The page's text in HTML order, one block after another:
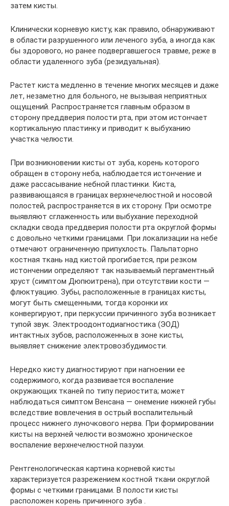
затем кисты.
Клинически корневую кисту, как правило, обнаруживают
в области разрушенного или леченого зуба, а иногда как
бы здорового, но ранее подвергавшегося травме, реже в
области удаленного зуба (резидуальная).
Растет киста медленно в течение многих месяцев и даже
лет, незаметно для больного, не вызывая неприятных
ощущений. Распространяется главным образом в
сторону преддверия полости рта, при этом истончает
кортикальную пластинку и приводит к выбуханию
участка челюсти.
При возникновении кисты от зуба, корень которого
обращен в сторону неба, наблюдается истончение и
даже рассасывание небной пластинки. Киста,
развивающаяся в границах верхнечелюстной и носовой
полостей, распространяется в их сторону. При осмотре
выявляют сглаженность или выбухание переходной
складки свода преддверия полости рта округлой формы
с довольно четкими границами. При локализации на небе
отмечают ограниченную припухлость. Пальпаторно
костная ткань над кистой прогибается, при резком
истончении определяют так называемый пергаментный
хруст (симптом Дюпюитрена), при отсутствии кости —
флюктуацию. Зубы, расположенные в границах кисты,
могут быть смещенными, тогда коронки их
конвергируют, при перкуссии причинного зуба возникает
тупой звук. Электроодонтодиагностика (ЭОД)
интактных зубов, расположенных в зоне кисты,
выявляет снижение электровозбудимости.
Нередко кисту диагностируют при нагноении ее
содержимого, когда развивается воспаление
окружающих тканей по типу периостита; может
наблюдаться симптом Венсана — онемение нижней губы
вследствие вовлечения в острый воспалительный
процесс нижнего луночкового нерва. При формировании
кисты на верхней челюсти возможно хроническое
воспаление верхнечелюстной пазухи.
Рентгенологическая картина корневой кисты
характеризуется разрежением костной ткани округлой
формы с четкими границами. В полости кисты
расположен корень причинного зуба .